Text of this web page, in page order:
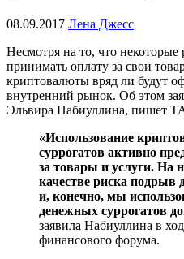
08.09.2017 Лена Джесс
Несмотря на то, что
принимать оплату за свои
криптовалюты вряд ли будут
внутренний рынок. Об этом
Эльвира Набиуллина, пишет
«Использование
суррогатов активно
за товары и услуги. На
качестве риска подрыв
и, конечно, мы
денежных суррогатов
заявила Набиуллина в
финансового форума.